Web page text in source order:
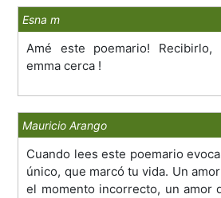
Esna m
Amé este poemario!
emma cerca !
Mauricio Arango
Cuando lees este poemario
único, que marcó tu vida. Un
el momento incorrecto, un amor